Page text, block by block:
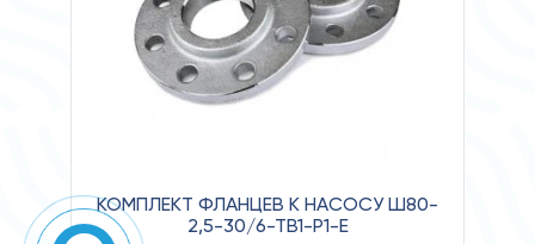
КОМПЛЕКТ ФЛАНЦЕВ К НАСОСУ Ш80-
2,5-30/6-ТВ1-Р1-Е